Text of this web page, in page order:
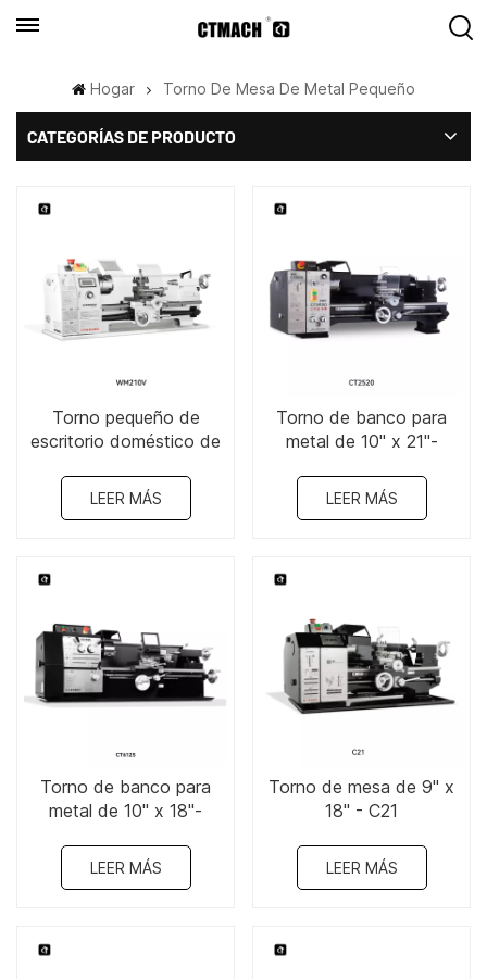
Hogar Torno De Mesa De Metal Pequeño
CATEGORÍAS DE PRODUCTO
Torno pequeño de
escritorio doméstico de
WM210VL
LEER MÁS
Torno de banco para
metal de 10" x 21"-
LEER MÁS
Torno de banco para
metal de 10" x 18"-
LEER MÁS
Torno de mesa de 9" x
18" - C21
LEER MÁS